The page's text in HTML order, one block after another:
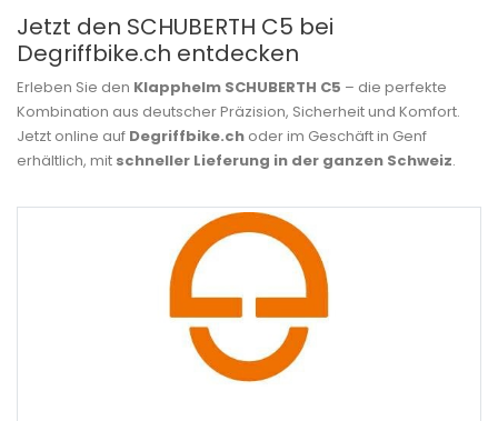
Jetzt den SCHUBERTH C5 bei
Degriffbike.ch entdecken
Erleben Sie den Klapphelm SCHUBERTH C5 – die perfekte
Kombination aus deutscher Präzision, Sicherheit und Komfort.
Jetzt online auf Degriffbike.ch oder im Geschäft in Genf
erhältlich, mit schneller Lieferung in der ganzen Schweiz.